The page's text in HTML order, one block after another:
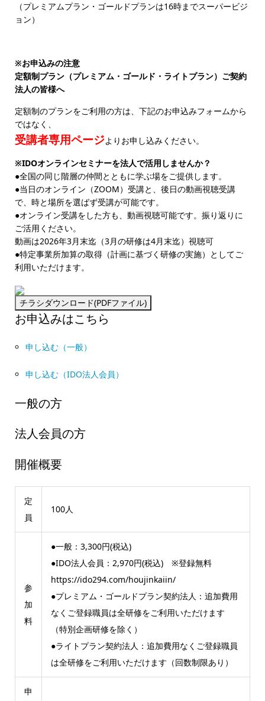
（プレミアムプラン・ゴールドプランは16時までスーパービジ
ョン）
※お申込みの注意
定額制プラン（プレミアム・ゴールド・ライトプラン）ご契約
法人の皆様へ
定額制のプランをご利用の方は、下記のお申込みフォームから
ではなく、
受講者専用ページよりお申し込みください。
※IDOオンラインセミナーを法人で活用しませんか？
●全国の同じ階層の仲間とともに学ぶ場をご提供します。
●当日のオンライン（ZOOM）受講と、後日の動画視聴受講
で、時と場所を選ばず受講が可能です。
●オンライン受講をした方も、動画視聴可能です。振り返りに
ご活用ください。
動画は2026年3月末迄（3月の研修は4月末迄）視聴可
●特定事業所加算の取得（計画に基づく研修の実施）としてご
利用いただけます。
お申込みはこちら
申し込む（一般）
申し込む（IDO法人会員）
一般の方
法人会員の方
開催概要
定
員
100人
参
加
料
●一般：3,300円(税込)
●IDO法人会員：2,970円(税込) ※登録無料
https://ido294.com/houjinkaiin/
●プレミアム・ゴールドプラン契約法人：追加費用
なくご登録職員は全研修をご利用いただけます
（特別企画研修を除く）
●ライトプラン契約法人：追加費用なくご登録職員
は全研修をご利用いただけます（回数制限あり）
申